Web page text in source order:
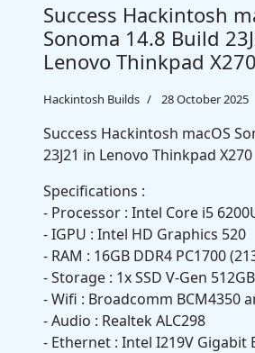
Success Hackintosh
Sonoma 14.8 Build
Lenovo Thinkpad X270
Hackintosh Builds 28 October 2025
Success Hackintosh macOS
23J21 in Lenovo Thinkpad X270
Specifications :
- Processor : Intel Core i5
- IGPU : Intel HD Graphics 520
- RAM : 16GB DDR4 PC1700
- Storage : 1x SSD V-Gen 512GB
- Wifi : Broadcomm BCM4350
- Audio : Realtek ALC298
- Ethernet : Intel I219V Gigabit